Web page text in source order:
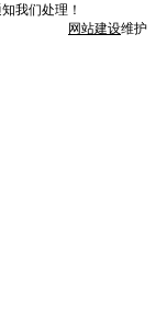
我们处理！
网站建设维护